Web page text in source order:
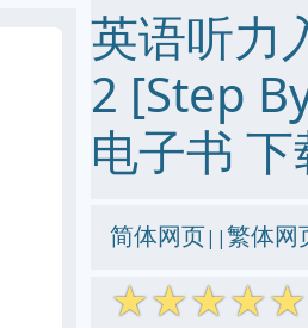
英语听力
2 [Step
电子书
简体网页||繁体网
☆☆☆☆☆